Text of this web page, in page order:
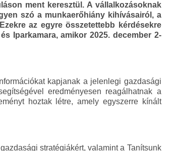
ment keresztül. A vállalkozásoknak
szó a munkaerőhiány kihívásairól, a
az egyre összetettebb kérdésekre
Iparkamara, amikor 2025. december 2-
kapjanak a jelenlegi gazdasági
eredményesen reagálhatnak a
hoztak létre, amely egyszerre kínált
stratégiákért, valamint a Tanítsunk